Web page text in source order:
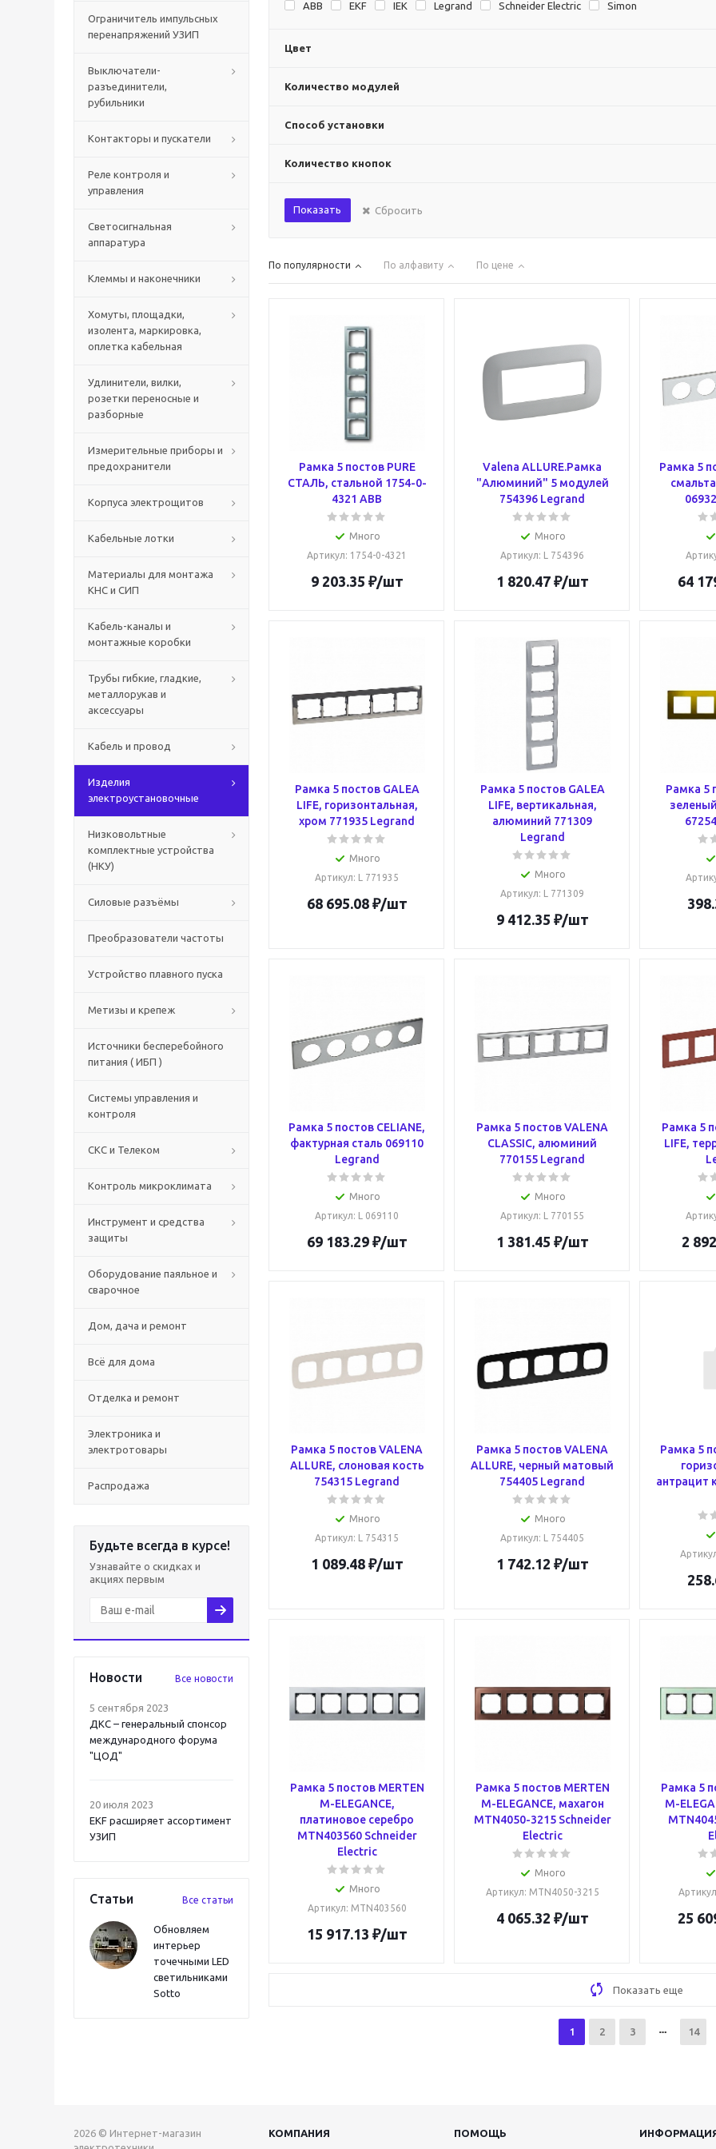
Ограничитель импульсных
перенапряжений УЗИП
Выключатели-
разъединители,
рубильники
Контакторы и пускатели
Реле контроля и
управления
Светосигнальная
аппаратура
Клеммы и наконечники
Хомуты, площадки,
изолента, маркировка,
оплетка кабельная
Удлинители, вилки,
розетки переносные и
разборные
Измерительные приборы и
предохранители
Корпуса электрощитов
Кабельные лотки
Материалы для монтажа
КНС и СИП
Кабель-каналы и
монтажные коробки
Трубы гибкие, гладкие,
металлорукав и
аксессуары
Кабель и провод
Изделия
электроустановочные
Низковольтные
комплектные устройства
(НКУ)
Силовые разъёмы
Преобразователи частоты
Устройство плавного пуска
Метизы и крепеж
Источники бесперебойного
питания ( ИБП )
Системы управления и
контроля
СКС и Телеком
Контроль микроклимата
Инструмент и средства
защиты
Оборудование паяльное и
сварочное
Дом, дача и ремонт
Всё для дома
Отделка и ремонт
Электроника и
электротовары
Распродажа
Будьте всегда в курсе!
Узнавайте о скидках и
акциях первым
Новости Все новости
5 сентября 2023
ДКС – генеральный спонсор
международного форума
"ЦОД"
20 июля 2023
EKF расширяет ассортимент
УЗИП
Статьи Все статьи
Обновляем
интерьер
точечными LED
светильниками
Sotto
ABB EKF IEK Legrand Schneider Electric Simon
Цвет
Количество модулей
Способ установки
Количество кнопок
Показать Сбросить
По популярности По алфавиту По цене
Рамка 5 постов PURE
СТАЛЬ, стальной 1754-0-
4321 ABB
Много
Артикул: 1754-0-4321
9 203.35 ₽/шт
Valena ALLURE.Рамка
"Алюминий" 5 модулей
754396 Legrand
Много
Артикул: L 754396
1 820.47₽/шт
Рамка 5
64
Рамка 5 постов GALEA
LIFE, горизонтальная,
хром 771935 Legrand
Много
Артикул: L 771935
68 695.08₽/шт
Рамка 5 постов GALEA
LIFE, вертикальная,
алюминий 771309
Legrand
Много
Артикул: L 771309
9 412.35 ₽/шт
Рамка 5
Рамка 5 постов CELIANE,
фактурная сталь 069110
Legrand
Много
Артикул: L 069110
69 183.29₽/шт
Рамка 5 постов VALENA
CLASSIC, алюминий
770155 Legrand
Много
Артикул: L 770155
1 381.45 ₽/шт
Рамка 5
LIFE,
2
Рамка 5 постов VALENA
ALLURE, слоновая кость
754315 Legrand
Много
Артикул: L 754315
1 089.48₽/шт
Рамка 5 постов VALENA
ALLURE, черный матовый
754405 Legrand
Много
Артикул: L 754405
1 742.12 ₽/шт
Рамка 5
антрацит
Рамка 5 постов MERTEN
M-ELEGANCE,
платиновое серебро
MTN403560 Schneider
Electric
Много
Артикул: MTN403560
15 917.13 ₽/шт
Рамка 5 постов MERTEN
M-ELEGANCE, махагон
MTN4050-3215 Schneider
Electric
Много
Артикул: MTN4050-3215
4 065.32 ₽/шт
Рамка 5
M-
Артикул
25
Показать еще
1 2 3 14
2026 © Интернет-магазин
КОМПАНИЯ ПОМОЩЬ